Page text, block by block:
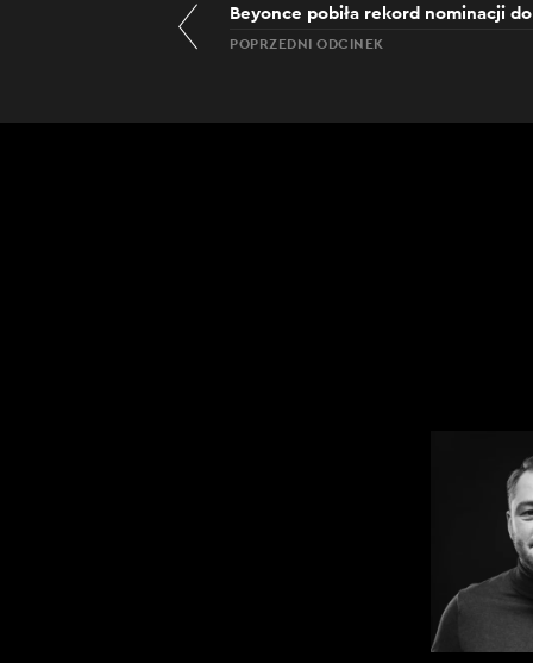
Beyonce pobiła rekord nominacji
POPRZEDNI ODCINEK